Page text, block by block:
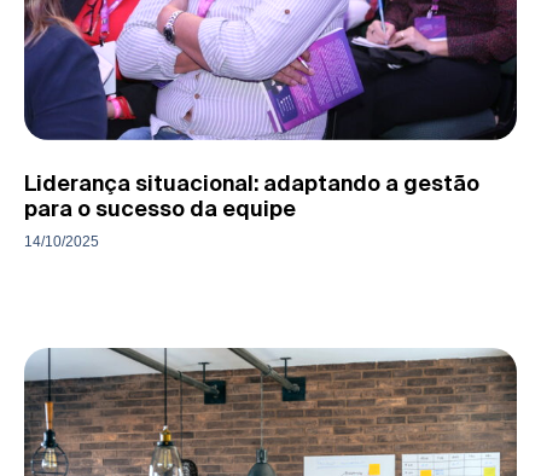
Liderança situacional: adaptando a gestão
para o sucesso da equipe
14/10/2025